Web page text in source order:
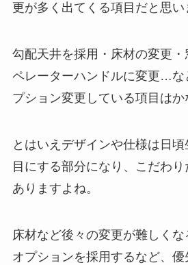
更が多く出てくる項目だと思い
勾配天井を採用・床材の変更
ペレーターハンドルに変更…な
プション変更している項目はか
とはいえデザインや仕様は日
目にする部分になり、こだわ
ありますよね。
床材など後々の変更が難しく
オプションを採用するなど、